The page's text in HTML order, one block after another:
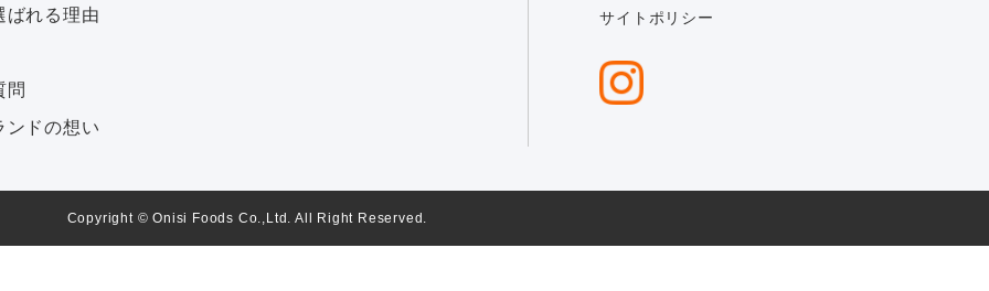
ばれる理由
問
ンドの想い
サイトポリシー
Copyright © Onisi Foods Co.,Ltd. All Right Reserved.